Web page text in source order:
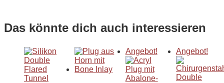
Das könnte dich auch interessieren
Angebot! Angebot!